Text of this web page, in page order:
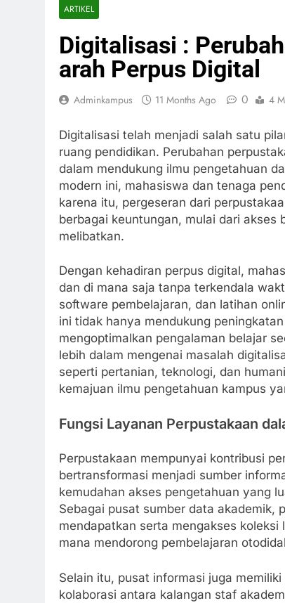
ARTIKEL
Digitalisasi :
arah Perpus Digital
Adminkampus 11 Months Ago 0 4
Digitalisasi telah menjadi salah satu
ruang pendidikan. Perubahan
dalam mendukung ilmu pengetahuan
modern ini, mahasiswa dan tenaga
karena itu, pergeseran dari
berbagai keuntungan, mulai dari
melibatkan.
Dengan kehadiran perpus digital,
dan di mana saja tanpa terkendala
software pembelajaran, dan latihan
ini tidak hanya mendukung
mengoptimalkan pengalaman belajar
lebih dalam mengenai masalah
seperti pertanian, teknologi, dan
kemajuan ilmu pengetahuan kampus
Fungsi Layanan Perpustakaan
Perpustakaan mempunyai kontribusi
bertransformasi menjadi sumber
kemudahan akses pengetahuan yang
Sebagai pusat sumber data akademik,
mendapatkan serta mengakses
mana mendorong pembelajaran
Selain itu, pusat informasi juga
kolaborasi antara kalangan staf